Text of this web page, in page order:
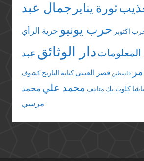
ثورة يناير جمال عبد
اكتوبر حرب يونيو حرية الرأي
دار الوثائق عبد
فلسطين قصر العيني كتابة التاريخ كشوف
كلوت بك متاحف محمد علي محمد
مرسي